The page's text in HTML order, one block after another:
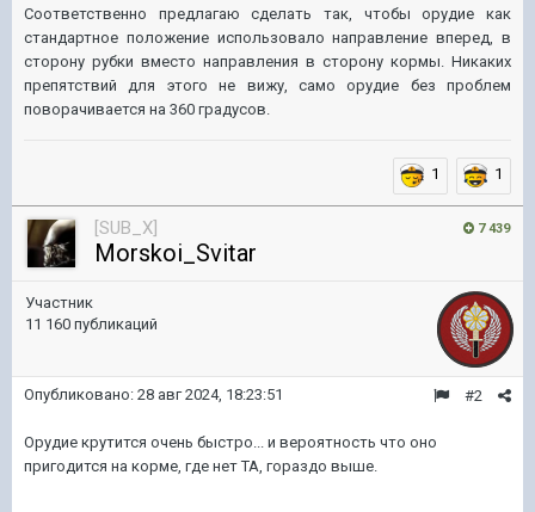
Соответственно предлагаю сделать так, чтобы орудие как
стандартное положение использовало направление вперед, в
сторону рубки вместо направления в сторону кормы. Никаких
препятствий для этого не вижу, само орудие без проблем
поворачивается на 360 градусов.
1 1
7 439
[SUB_X]
Morskoi_Svitar
Участник
11 160 публикаций
#2
Опубликовано: 28 авг 2024, 18:23:51
Орудие крутится очень быстро... и вероятность что оно
пригодится на корме, где нет ТА, гораздо выше.